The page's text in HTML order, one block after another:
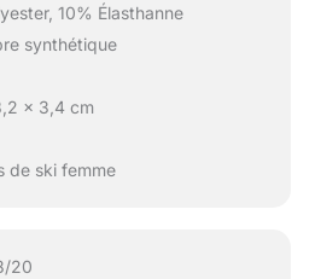
10% Élasthanne
synthétique
x 3,4 cm
de ski femme
20